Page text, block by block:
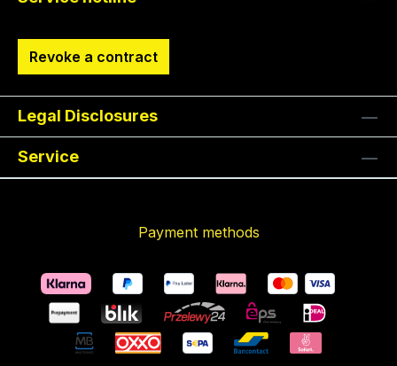
Revoke a contract
Legal Disclosures
Service
Payment methods